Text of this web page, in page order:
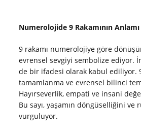
Numerolojide 9 Rakamının Anlamı
9 rakamı numerolojiye göre
evrensel sevgiyi sembolize ediyor.
de bir ifadesi olarak kabul ediliyor. 9
tamamlanma ve evrensel bilinci
Hayırseverlik, empati ve insani
Bu sayı, yaşamın döngüselliğini ve
vurguluyor.